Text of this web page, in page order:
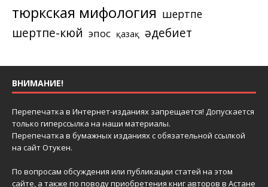
тюркская мифология шертпе
шертпе-кюй эпос қазақ әдебиет
ВНИМАНИЕ!
Перепечатка в Интернет-изданиях запрещается! Допускается
только гиперссылка на наши материалы.
Перепечатка в бумажных изданиях с обязательной ссылкой
на сайт Отукен.
По вопросам обсуждения или публикации статей на этом
сайте, а также по поводу приобретения книг авторов в Астане